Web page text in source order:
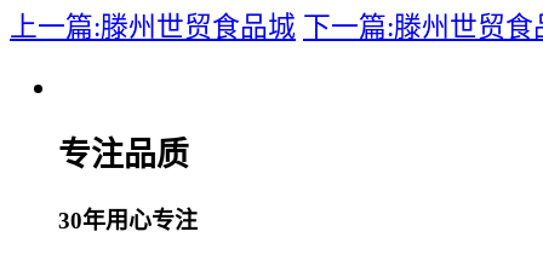
上一篇:滕州世贸食品城 下一篇:滕州世贸食
专注品质
30年用心专注